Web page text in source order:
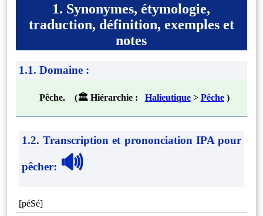
1. Synonymes, étymologie,
traduction, définition, exemples et
notes
1.1. Domaine :
Pêche. (🏛 Hiérarchie : Halieutique > Pêche )
1.2. Transcription et prononciation IPA pour
pêcher: 🔊
[péSé]